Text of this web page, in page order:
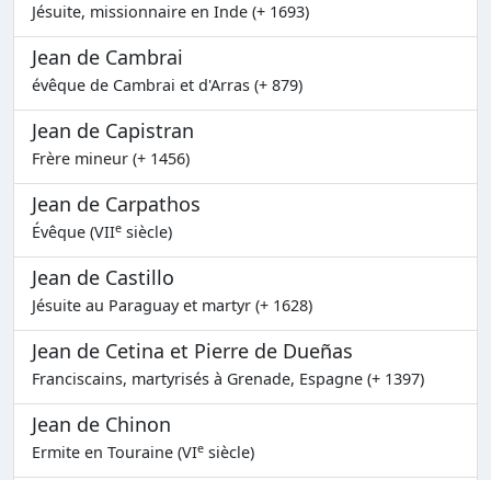
Jésuite, missionnaire en Inde (+ 1693)
Jean de Cambrai
évêque de Cambrai et d'Arras (+ 879)
Jean de Capistran
Frère mineur (+ 1456)
Jean de Carpathos
Évêque (VIIe siècle)
Jean de Castillo
Jésuite au Paraguay et martyr (+ 1628)
Jean de Cetina et Pierre de Dueñas
Franciscains, martyrisés à Grenade, Espagne (+ 1397)
Jean de Chinon
Ermite en Touraine (VIe siècle)